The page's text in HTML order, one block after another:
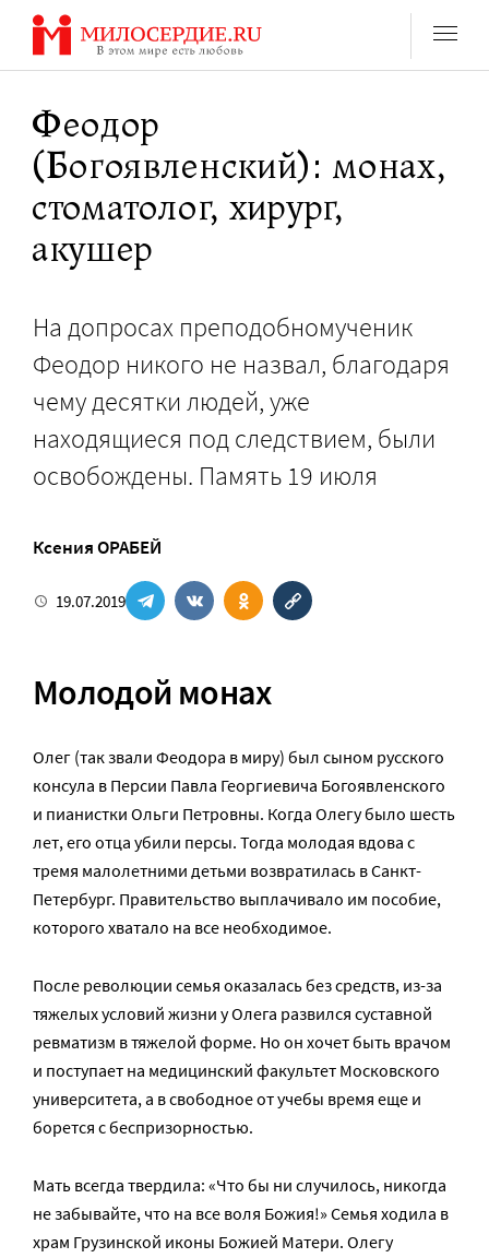
Перейти
содержанию
Феодор
(Богоявленский): монах,
стоматолог, хирург,
акушер
На допросах преподобномученик
Феодор никого не назвал, благодаря
чему десятки людей, уже
находящиеся под следствием, были
освобождены. Память 19 июля
Ксения ОРАБЕЙ
19.07.2019
Молодой монах
Олег (так звали Феодора в миру) был сыном русского
консула в Персии Павла Георгиевича Богоявленского
и пианистки Ольги Петровны. Когда Олегу было шесть
лет, его отца убили персы. Тогда молодая вдова с
тремя малолетними детьми возвратилась в Санкт-
Петербург. Правительство выплачивало им пособие,
которого хватало на все необходимое.
После революции семья оказалась без средств, из-за
тяжелых условий жизни у Олега развился суставной
ревматизм в тяжелой форме. Но он хочет быть врачом
и поступает на медицинский факультет Московского
университета, а в свободное от учебы время еще и
борется с беспризорностью.
Мать всегда твердила: «Что бы ни случилось, никогда
не забывайте, что на все воля Божия!» Семья ходила в
храм Грузинской иконы Божией Матери. Олегу